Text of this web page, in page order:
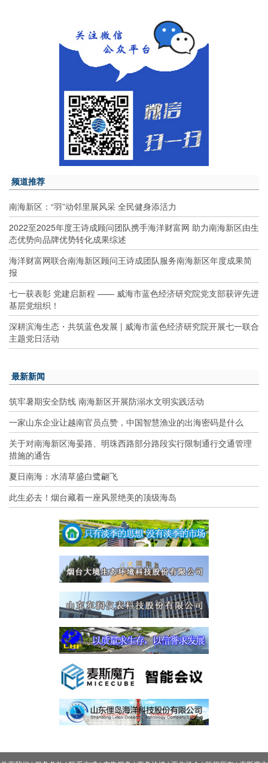
频道推荐
南海新区：“羽”动邻里展风采 全民健身添活力
2022至2025年度王诗成顾问团队携手海洋财富网 助力南海新区由生
态优势向品牌优势转化成果综述
海洋财富网联合南海新区顾问王诗成团队服务南海新区年度成果简
报
七一获表彰 党建启新程 —— 威海市蓝色经济研究院党支部获评先进
基层党组织！
深耕滨海生态・共筑蓝色发展 | 威海市蓝色经济研究院开展七一联合
主题党日活动
最新新闻
筑牢暑期安全防线 南海新区开展防溺水文明实践活动
一家山东企业让越南官员点赞，中国智慧渔业的出海密码是什么
关于对南海新区海晏路、明珠西路部分路段实行限制通行交通管理
措施的通告
夏日南海：水清草盛白鹭翩飞
此生必去！烟台藏着一座风景绝美的顶级海岛